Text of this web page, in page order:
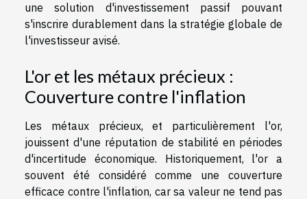
une solution d'investissement passif pouvant
s'inscrire durablement dans la stratégie globale de
l'investisseur avisé.
L'or et les métaux précieux :
Couverture contre l'inflation
Les métaux précieux, et particulièrement l'or,
jouissent d'une réputation de stabilité en périodes
d'incertitude économique. Historiquement, l'or a
souvent été considéré comme une couverture
efficace contre l'inflation, car sa valeur ne tend pas